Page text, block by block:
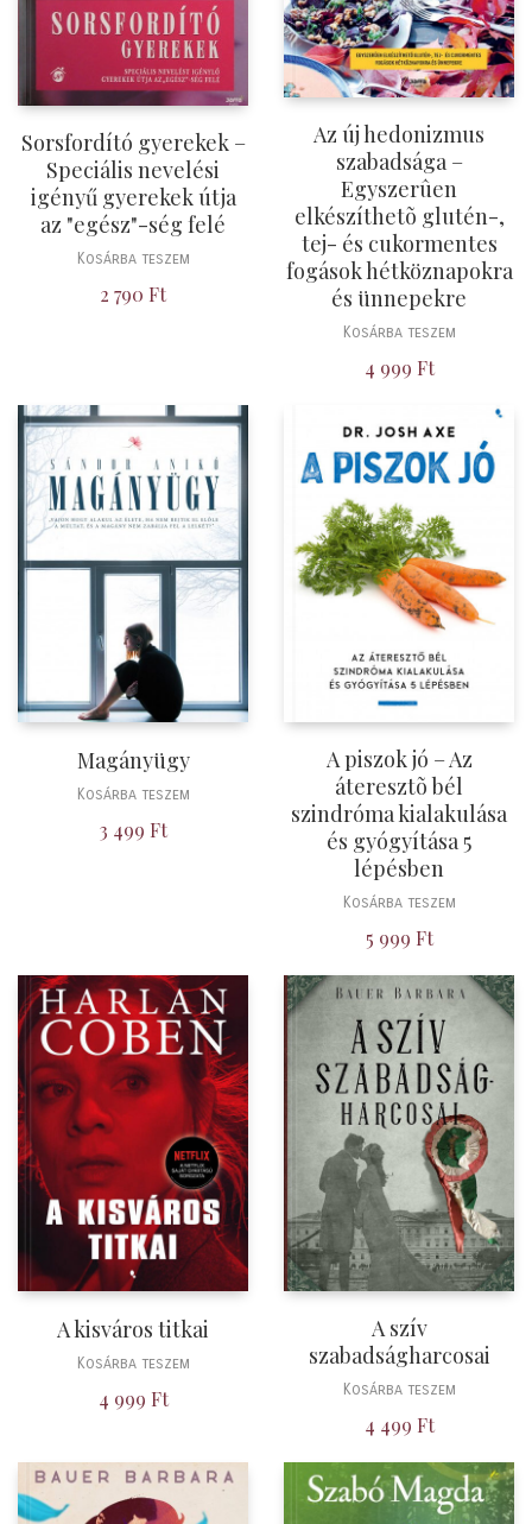
Sorsfordító gyerekek –
Speciális nevelési
igényű gyerekek útja
az "egész"-ség felé
Kosárba teszem
2 790 Ft
Az új hedonizmus
szabadsága –
Egyszerûen
elkészíthetõ glutén-,
tej- és cukormentes
fogások hétköznapokra
és ünnepekre
Kosárba teszem
4 999 Ft
Magányügy
Kosárba teszem
3 499 Ft
A piszok jó – Az
áteresztõ bél
szindróma kialakulása
és gyógyítása 5
lépésben
Kosárba teszem
5 999 Ft
A kisváros titkai
Kosárba teszem
4 999 Ft
A szív
szabadságharcosai
Kosárba teszem
4 499 Ft